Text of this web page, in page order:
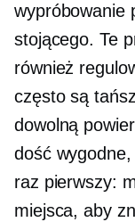
wypróbowanie
stojącego. Te
również
często są
dowolną
dość
raz pierwszy:
miejsca, aby